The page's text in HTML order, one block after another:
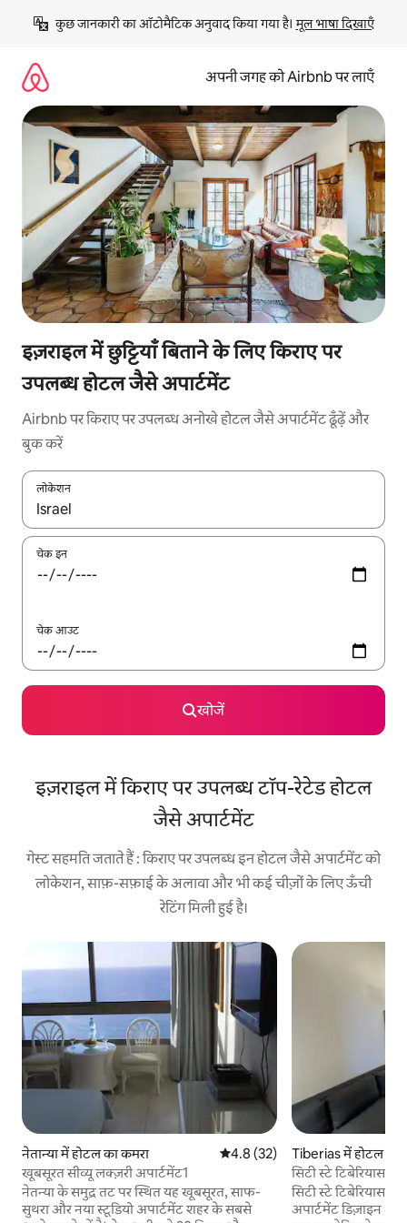
छोड़कर
कॉन्टेंट
कुछ जानकारी का ऑटोमैटिक अनुवाद किया गया है। मूल भाषा दिखाएँ
अपनी जगह को Airbnb पर लाएँ
इज़राइल में छुट्टियाँ बिताने के लिए किराए पर
उपलब्ध होटल जैसे अपार्टमेंट
Airbnb पर किराए पर उपलब्ध अनोखे होटल जैसे अपार्टमेंट ढूँढ़ें और
बुक करें
लोकेशन
नतीजों के उपलब्ध होने पर, अप और डाउन 'ऐरो की' का इस्तेमाल करके नेविगेट
चेक इन
चेक आउट
खोजें
इज़राइल में किराए पर उपलब्ध टॉप-रेटेड होटल
जैसे अपार्टमेंट
गेस्ट सहमति जताते हैं : किराए पर उपलब्ध इन होटल जैसे अपार्टमेंट को
लोकेशन, साफ़-सफ़ाई के अलावा और भी कई चीज़ों के लिए ऊँची
रेटिंग मिली हुई है।
नेतान्या में होटल का कमरा औसत रेटिंग 5 में से 4.8, 32 समीक्षाएँ
4.8 (32)
खूबसूरत सीव्यू लक्ज़री अपार्टमेंट1
नेतन्या के समुद्र तट पर स्थित यह खूबसूरत, साफ-
सुथरा और नया स्टूडियो अपार्टमेंट शहर के सबसे
Tiberias में होटल का
सिटी स्टे टिबेरियास
सिटी स्टे टिबेरियास –
अपार्टमेंट डिज़ाइन